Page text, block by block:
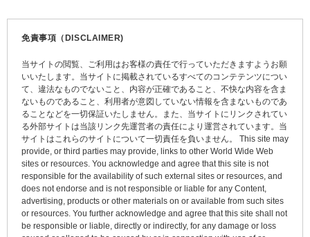
免責事項（DISCLAIMER)
当サイトの閲覧、ご利用はお客様の責任で行っていただきますようお願
いいたします。当サイトに掲載されているすべてのコンテテンツについ
て、違法なものでないこと、内容が正確であること、不快な内容を含ま
ないものであること、利用者が意図していない情報を含まないものであ
ることなどを一切保証いたしません。また、当サイトにリンクされてい
る外部サイトは当該リンク先運営者の責任により運営されています。当
サイトはこれらのサイトについて一切責任を負いません。 This site may
provide, or third parties may provide, links to other World Wide Web
sites or resources. You acknowledge and agree that this site is not
responsible for the availability of such external sites or resources, and
does not endorse and is not responsible or liable for any Content,
advertising, products or other materials on or available from such sites
or resources. You further acknowledge and agree that this site shall not
be responsible or liable, directly or indirectly, for any damage or loss